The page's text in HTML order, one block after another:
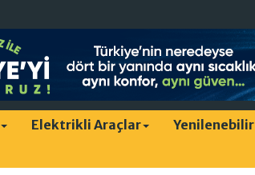
Elektrikli Araçlar Yenilenebilir